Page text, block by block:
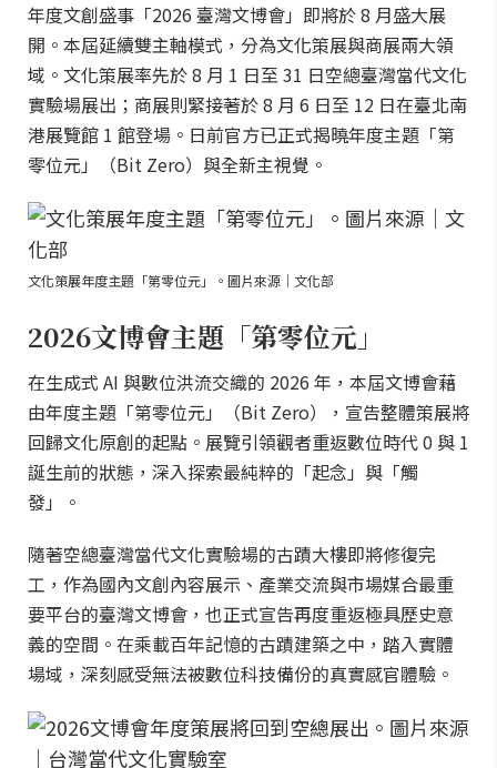
年度文創盛事「2026 臺灣文博會」即將於 8 月盛大展
開。本屆延續雙主軸模式，分為文化策展與商展兩大領
域。文化策展率先於 8 月 1 日至 31 日空總臺灣當代文化
實驗場展出；商展則緊接著於 8 月 6 日至 12 日在臺北南
港展覽館 1 館登場。日前官方已正式揭曉年度主題「第
零位元」（Bit Zero）與全新主視覺。
文化策展年度主題「第零位元」。圖片來源｜文化部
2026文博會主題「第零位元」
在生成式 AI 與數位洪流交織的 2026 年，本屆文博會藉
由年度主題「第零位元」（Bit Zero），宣告整體策展將
回歸文化原創的起點。展覽引領觀者重返數位時代 0 與 1
誕生前的狀態，深入探索最純粹的「起念」與「觸
發」。
隨著空總臺灣當代文化實驗場的古蹟大樓即將修復完
工，作為國內文創內容展示、產業交流與市場媒合最重
要平台的臺灣文博會，也正式宣告再度重返極具歷史意
義的空間。在乘載百年記憶的古蹟建築之中，踏入實體
場域，深刻感受無法被數位科技備份的真實感官體驗。